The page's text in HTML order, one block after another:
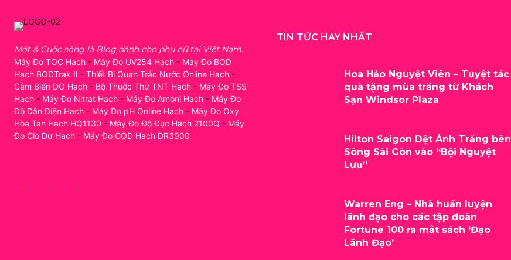
Mốt & Cuộc sống là Blog dành cho phụ nữ tại Việt Nam.
Máy Đo TOC Hach - Máy Đo UV254 Hach - Máy Đo BOD
Hach BODTrak II - Thiết Bị Quan Trắc Nước Online Hach -
Cảm Biến DO Hach - Bộ Thuốc Thử TNT Hach - Máy Đo TSS
Hach - Máy Đo Nitrat Hach - Máy Đo Amoni Hach - Máy Đo
Độ Dẫn Điện Hach - Máy Đo pH Online Hach - Máy Đo Oxy
Hòa Tan Hach HQ1130 - Máy Đo Độ Đục Hach 2100Q - Máy
Đo Clo Dư Hach - Máy Đo COD Hach DR3900
TIN TỨC HAY NHẤT
Hoa Hảo Nguyệt Viên – Tuyệt tác
quà tặng mùa trăng từ Khách
Sạn Windsor Plaza
Hilton Saigon Dệt Ánh Trăng bên
Sông Sài Gòn vào “Bội Nguyệt
Lưu”
Warren Eng – Nhà huấn luyện
lãnh đạo cho các tập đoàn
Fortune 100 ra mắt sách ‘Đạo
Lãnh Đạo’